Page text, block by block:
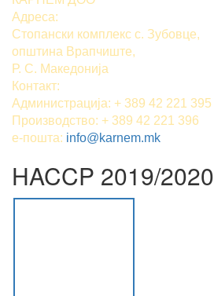
Адреса:
Стопански комплекс с. Зубовце,
општина Врапчиште,
Р. С. Македонија
Контакт:
Администрација: + 389 42 221 395
Производство: + 389 42 221 396
е-пошта: info@karnem.mk
HACCP 2019/2020